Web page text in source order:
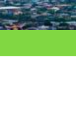
Loncat
ke
konten